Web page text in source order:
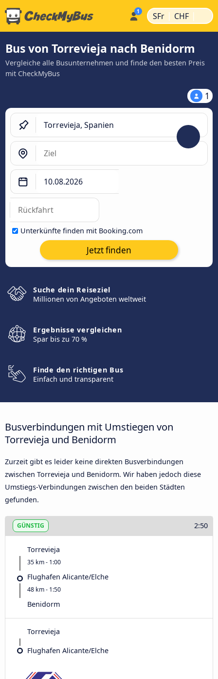
SFr | CHF |
Bus von Torrevieja nach Benidorm
Vergleiche alle Busunternehmen und finde den besten Preis
mit CheckMyBus
1
Unterkünfte finden mit Booking.com
Jetzt finden
Suche dein Reiseziel
Millionen von Angeboten weltweit
Ergebnisse vergleichen
Spar bis zu 70 %
Finde den richtigen Bus
Einfach und transparent
Busverbindungen mit Umstiegen von
Torrevieja und Benidorm
Zurzeit gibt es leider keine direkten Busverbindungen
zwischen Torrevieja und Benidorm. Wir haben jedoch diese
Umstiegs-Verbindungen zwischen den beiden Städten
gefunden.
GÜNSTIG 2:50
Torrevieja
35 km - 1:00
Flughafen Alicante/Elche
48 km - 1:50
Benidorm
Torrevieja
Flughafen Alicante/Elche